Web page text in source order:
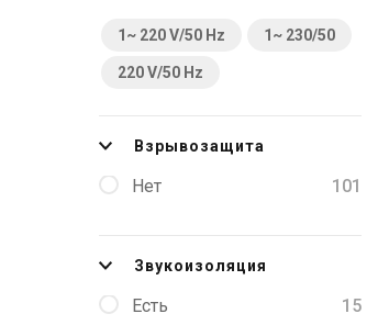
1~ 220 V/50 Hz 1~ 230/50
220 V/50 Hz
Взрывозащита
Нет 101
Звукоизоляция
Есть 15